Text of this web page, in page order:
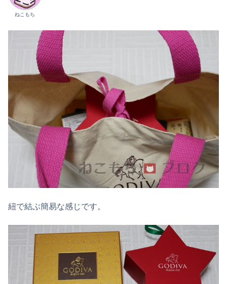
ねこもち
紐で結ぶ簡易な感じです。